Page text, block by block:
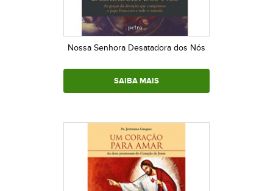
Nossa Senhora Desatadora dos Nós
SAIBA MAIS